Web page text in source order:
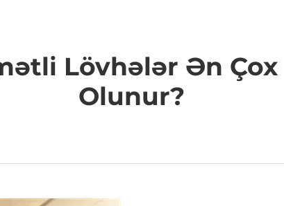
Lövhələr Ən
Olunur?